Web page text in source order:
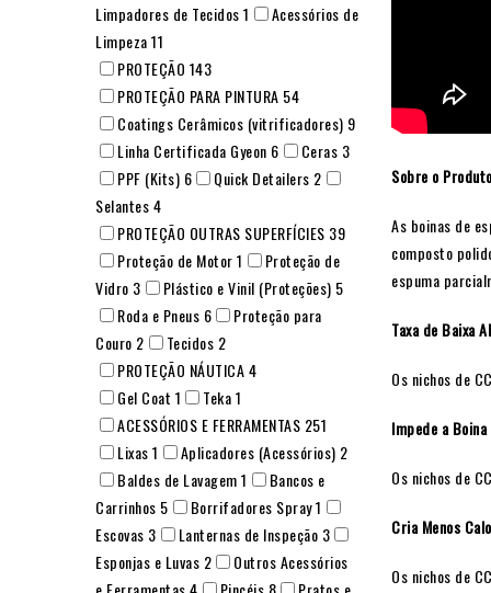
Sobre o
As boinas de
composto
espuma
Taxa de Baixa
Os nichos de
Impede a
Os nichos de
Cria Menos
Os nichos de
Limpadores de Tecidos1
Acessórios de
Limpeza11
PROTEÇÃO 143
PROTEÇÃO PARA PINTURA 54
Coatings Cerâmicos (vitrificadores) 9
Linha Certificada Gyeon 6 Ceras 3
PPF (Kits) 6 Quick Detailers 2
Selantes4
PROTEÇÃO OUTRAS SUPERFÍCIES 39
Proteção de Motor1
Proteção de
Vidro 3 Plástico e Vinil (Proteções) 5
Roda e Pneus 6
Proteção para
Couro 2 Tecidos 2
PROTEÇÃO NÁUTICA4
Gel Coat 1 Teka1
ACESSÓRIOS E FERRAMENTAS 251
Lixas1 Aplicadores (Acessórios) 2
Baldes de Lavagem1
Bancos e
Carrinhos 5 Borrifadores Spray1
Escovas 3 Lanternas de Inspeção 3
Esponjas e Luvas 2
Outros Acessórios